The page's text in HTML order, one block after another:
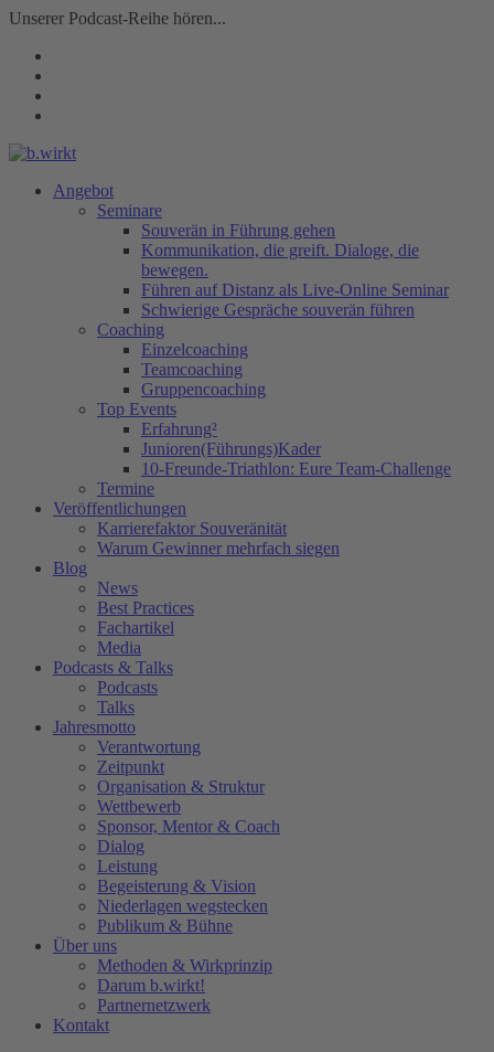
Unserer Podcast-Reihe hören...
Angebot
Seminare
Souverän in Führung gehen
Kommunikation, die greift. Dialoge, die
bewegen.
Führen auf Distanz als Live-Online Seminar
Schwierige Gespräche souverän führen
Coaching
Einzelcoaching
Teamcoaching
Gruppencoaching
Top Events
Erfahrung²
Junioren(Führungs)Kader
10-Freunde-Triathlon: Eure Team-Challenge
Termine
Veröffentlichungen
Karrierefaktor Souveränität
Warum Gewinner mehrfach siegen
Blog
News
Best Practices
Fachartikel
Media
Podcasts & Talks
Podcasts
Talks
Jahresmotto
Verantwortung
Zeitpunkt
Organisation & Struktur
Wettbewerb
Sponsor, Mentor & Coach
Dialog
Leistung
Begeisterung & Vision
Niederlagen wegstecken
Publikum & Bühne
Über uns
Methoden & Wirkprinzip
Darum b.wirkt!
Partnernetzwerk
Kontakt